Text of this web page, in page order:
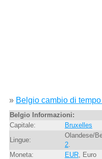
» Belgio cambio di
Belgio Informazioni:
Capitale:
Bruxelles
Lingue:
Olandese/
2.
Moneta:
EUR, Euro